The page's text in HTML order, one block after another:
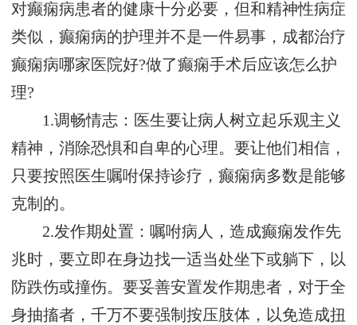
对癫痫病患者的健康十分必要，但和精神性病症
类似，癫痫病的护理并不是一件易事，成都治疗
癫痫病哪家医院好?做了癫痫手术后应该怎么护
理?
1.调畅情志：医生要让病人树立起乐观主义
精神，消除恐惧和自卑的心理。要让他们相信，
只要按照医生嘱咐保持诊疗，癫痫病多数是能够
克制的。
2.发作期处置：嘱咐病人，造成癫痫发作先
兆时，要立即在身边找一适当处坐下或躺下，以
防跌伤或撞伤。要妥善安置发作期患者，对于全
身抽搐者，千万不要强制按压肢体，以免造成扭